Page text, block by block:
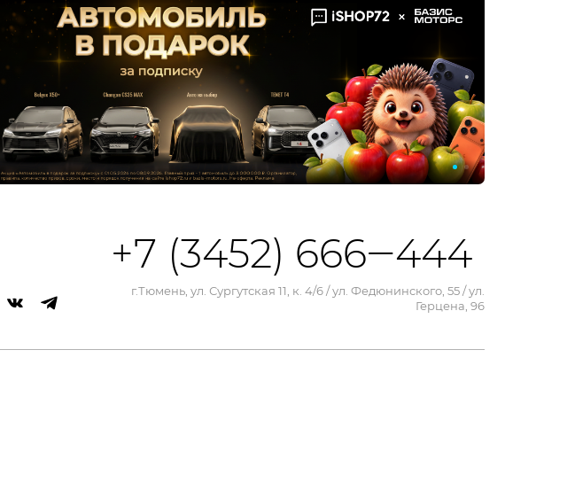
+7 (3452) 666‒444
г.Тюмень, ул. Сургутская 11, к. 4/6 / ул. Федюнинского, 55 / ул.
Герцена, 96